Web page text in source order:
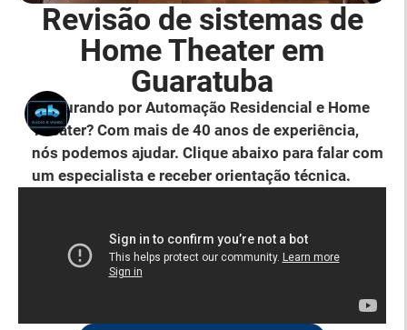
Revisão de sistemas de
Home Theater em
Guaratuba
Procurando por Automação Residencial e Home
Theater? Com mais de 40 anos de experiência,
nós podemos ajudar. Clique abaixo para falar com
um especialista e receber orientação técnica.